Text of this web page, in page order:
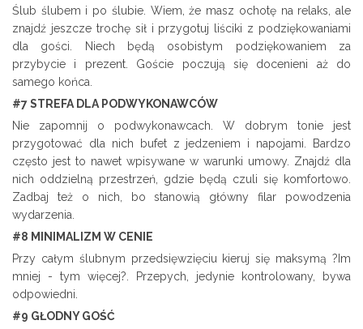
Ślub ślubem i po ślubie. Wiem, że masz ochotę na relaks, ale
znajdź jeszcze trochę sił i przygotuj liściki z podziękowaniami
dla gości. Niech będą osobistym podziękowaniem za
przybycie i prezent. Goście poczują się docenieni aż do
samego końca.
#7 STREFA DLA PODWYKONAWCÓW
Nie zapomnij o podwykonawcach. W dobrym tonie jest
przygotować dla nich bufet z jedzeniem i napojami. Bardzo
często jest to nawet wpisywane w warunki umowy. Znajdź dla
nich oddzielną przestrzeń, gdzie będą czuli się komfortowo.
Zadbaj też o nich, bo stanowią główny filar powodzenia
wydarzenia.
#8 MINIMALIZM W CENIE
Przy całym ślubnym przedsięwzięciu kieruj się maksymą ?Im
mniej - tym więcej?. Przepych, jedynie kontrolowany, bywa
odpowiedni.
#9 GŁODNY GOŚĆ